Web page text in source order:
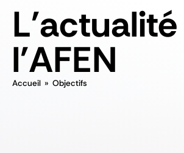
l'AFEN
Accueil » Objectifs